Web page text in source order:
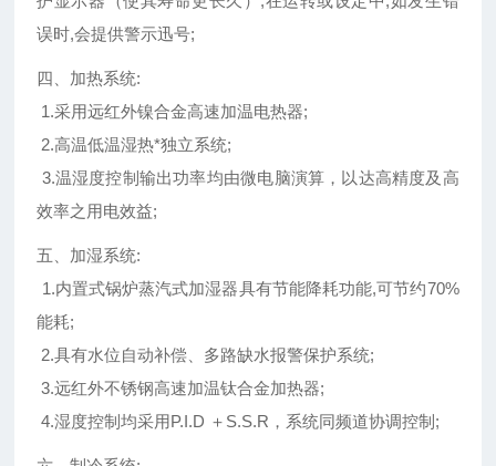
误时,会提供警示迅号;
四、加热系统:
1.采用远红外镍合金高速加温电热器;
2.高温低温湿热*独立系统;
3.温湿度控制输出功率均由微电脑演算，以达高精度及高
效率之用电效益;
五、加湿系统:
1.内置式锅炉蒸汽式加湿器具有节能降耗功能,可节约70%
能耗;
2.具有水位自动补偿、多路缺水报警保护系统;
3.远红外不锈钢高速加温钛合金加热器;
4.湿度控制均采用P.I.D ＋S.S.R，系统同频道协调控制;